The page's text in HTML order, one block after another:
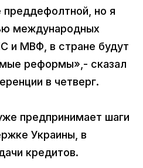
но я
международных
и МВФ, в стране будут
реформы»,- сказал
в четверг.
предпринимает шаги
Украины, в
кредитов.